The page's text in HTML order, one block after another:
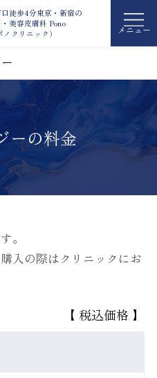
徒歩4分東京・新宿の
美容皮膚科 Pono
クリニック）
メニュー
ーの料金
。
入の際はクリニックにお
【 税込価格 】